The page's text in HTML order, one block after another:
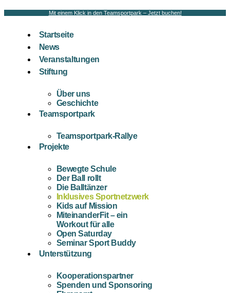
Mit einem Klick in den Teamsportpark – Jetzt buchen!
Startseite
News
Veranstaltungen
Stiftung
Über uns
Geschichte
Teamsportpark
Teamsportpark-Rallye
Projekte
Bewegte Schule
Der Ball rollt
Die Balltänzer
Inklusives Sportnetzwerk
Kids auf Mission
MiteinanderFit – ein
Workout für alle
Open Saturday
Seminar Sport Buddy
Unterstützung
Kooperationspartner
Spenden und Sponsoring